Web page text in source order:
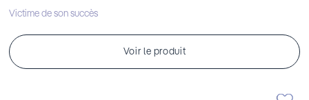
Victime de son succès
Voir le produit